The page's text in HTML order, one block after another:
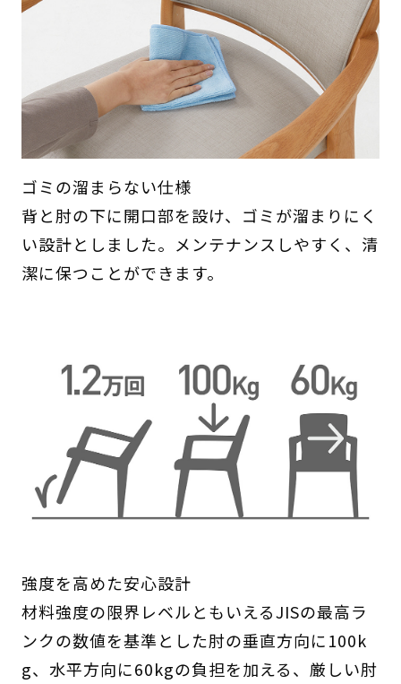
ゴミの溜まらない仕様
背と肘の下に開口部を設け、ゴミが溜まりにく
い設計としました。メンテナンスしやすく、清
潔に保つことができます。
強度を高めた安心設計
材料強度の限界レベルともいえるJISの最高ラ
ンクの数値を基準とした肘の垂直方向に100k
g、水平方向に60kgの負担を加える、厳しい肘